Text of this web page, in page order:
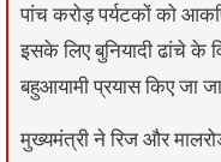
पांच करोड़ पर्यटकों को
इसके लिए बुनियादी ढांचे
बहुआयामी प्रयास किए जा
मुख्यमंत्री ने रिज और